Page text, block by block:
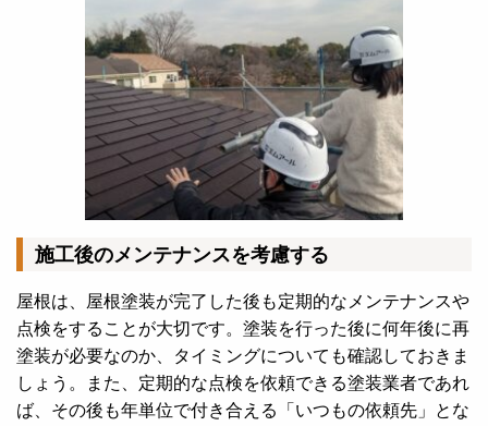
施工後のメンテナンスを考慮する
屋根は、屋根塗装が完了した後も定期的なメンテナンスや
点検をすることが大切です。塗装を行った後に何年後に再
塗装が必要なのか、タイミングについても確認しておきま
しょう。
また、定期的な点検を依頼できる塗装業者であれ
ば、その後も年単位で付き合える「いつもの依頼先」とな